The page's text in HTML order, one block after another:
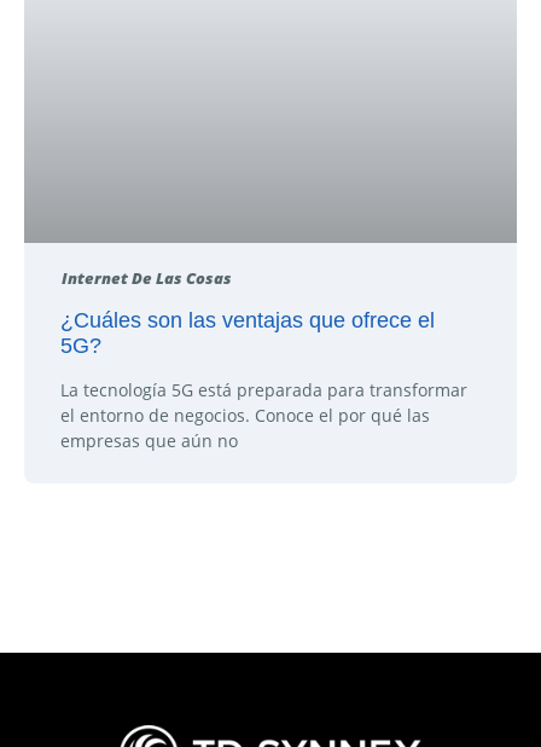
Internet De Las Cosas
¿Cuáles son las ventajas que ofrece el
5G?
La tecnología 5G está preparada para transformar
el entorno de negocios. Conoce el por qué las
empresas que aún no